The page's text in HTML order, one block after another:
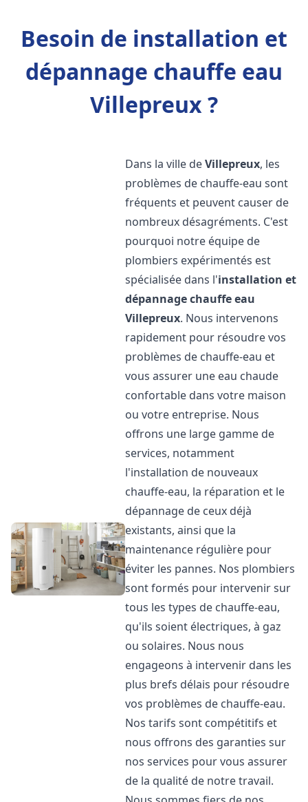
Besoin de installation et
dépannage chauffe eau
Villepreux ?
Dans la ville deVillepreux, les
problèmes de chauffe-eau sont
fréquents et peuvent causer de
nombreux désagréments. C'est
pourquoi notre équipe de
plombiers expérimentés est
spécialisée dans l'installation et
dépannage chauffe eau
Villepreux. Nous intervenons
rapidement pour résoudre vos
problèmes de chauffe-eau et
vous assurer une eau chaude
confortable dans votre maison
ou votre entreprise. Nous
offrons une large gamme de
services, notamment
l'installation de nouveaux
chauffe-eau, la réparation et le
dépannage de ceux déjà
existants, ainsi que la
maintenance régulière pour
éviter les pannes. Nos plombiers
sont formés pour intervenir sur
tous les types de chauffe-eau,
qu'ils soient électriques, à gaz
ou solaires. Nous nous
engageons à intervenir dans les
plus brefs délais pour résoudre
vos problèmes de chauffe-eau.
Nos tarifs sont compétitifs et
nous offrons des garanties sur
nos services pour vous assurer
de la qualité de notre travail.